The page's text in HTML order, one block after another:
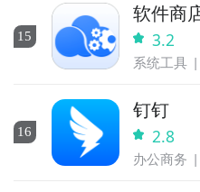
15
软件商
3.2
系统工具
16
钉钉
2.8
办公商务